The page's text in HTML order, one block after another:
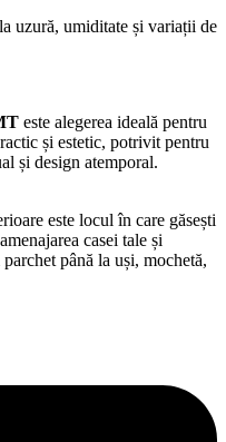
uzură, umiditate și variații de
este alegerea ideală pentru
și estetic, potrivit pentru
și design atemporal.
este locul în care găsești
casei tale și
până la uși, mochetă,